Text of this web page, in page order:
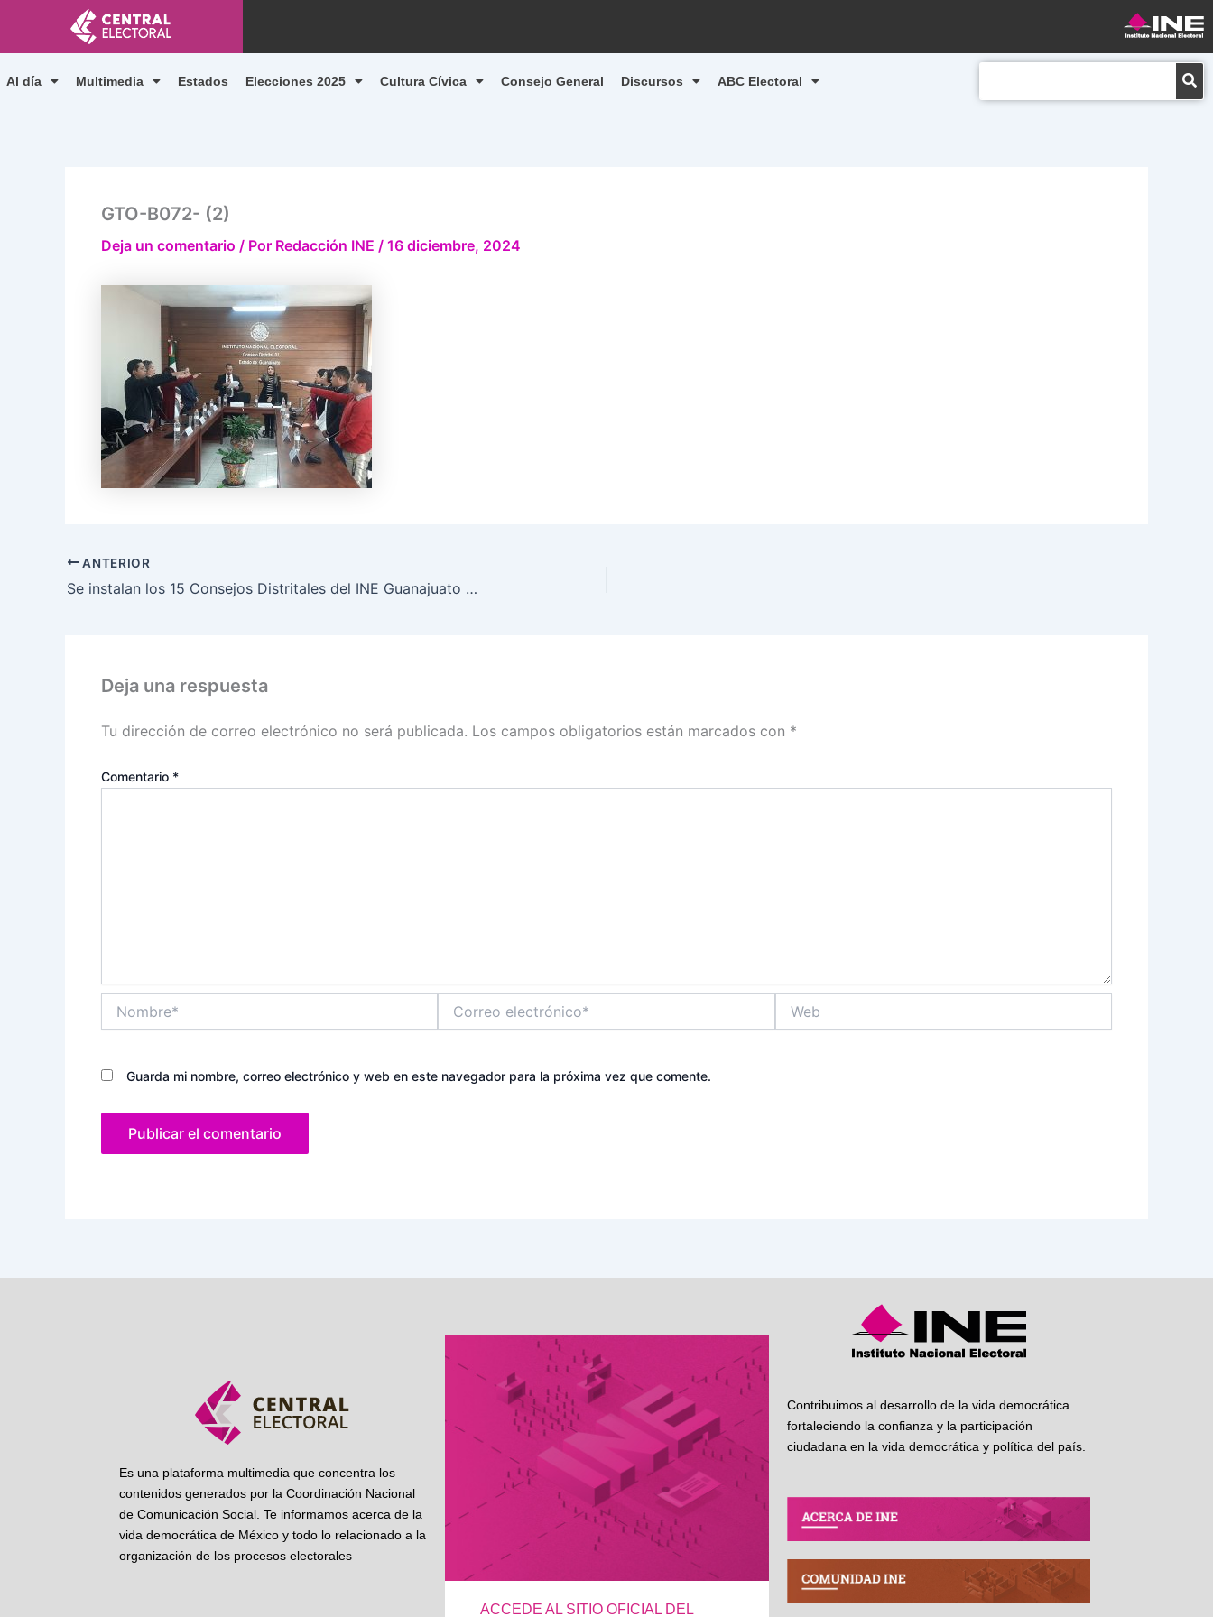
contenido
Al día Multimedia Estados Elecciones 2025 Cultura Cívica Consejo General Discursos ABC Electoral
GTO-B072- (2)
Deja un comentario / Por Redacción INE / 16 diciembre, 2024
ANTERIOR
Se instalan los 15 Consejos Distritales del INE Guanajuato para la Elección del Poder Judicial
Deja una respuesta
Tu dirección de correo electrónico no será publicada. Los campos obligatorios están marcados con *
Comentario *
electrónico*
Guarda mi nombre, correo electrónico y web en este navegador para la próxima vez que comente.
Es una plataforma multimedia que concentra los
contenidos generados por la Coordinación Nacional
de Comunicación Social. Te informamos acerca de la
vida democrática de México y todo lo relacionado a la
organización de los procesos electorales
ACCEDE AL SITIO OFICIAL DEL
Contribuimos al desarrollo de la vida democrática
fortaleciendo la confianza y la participación
ciudadana en la vida democrática y política del país.